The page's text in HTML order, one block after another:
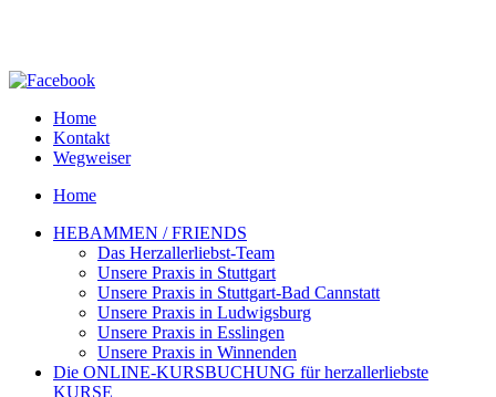
Home
Kontakt
Wegweiser
Home
HEBAMMEN / FRIENDS
Das Herzallerliebst-Team
Unsere Praxis in Stuttgart
Unsere Praxis in Stuttgart-Bad Cannstatt
Unsere Praxis in Ludwigsburg
Unsere Praxis in Esslingen
Unsere Praxis in Winnenden
Die ONLINE-KURSBUCHUNG für herzallerliebste
KURSE